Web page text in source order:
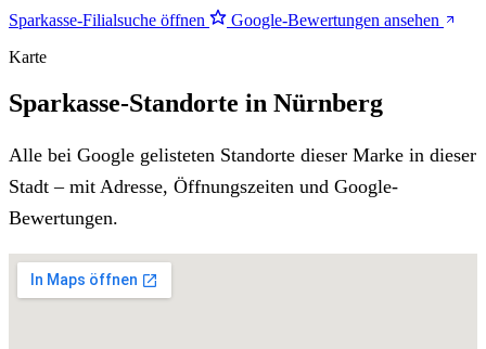
Sparkasse-Filialsuche öffnen
Google-Bewertungen ansehen
Karte
Sparkasse-Standorte in Nürnberg
Alle bei Google gelisteten Standorte dieser Marke in dieser
Stadt – mit Adresse, Öffnungszeiten und Google-
Bewertungen.